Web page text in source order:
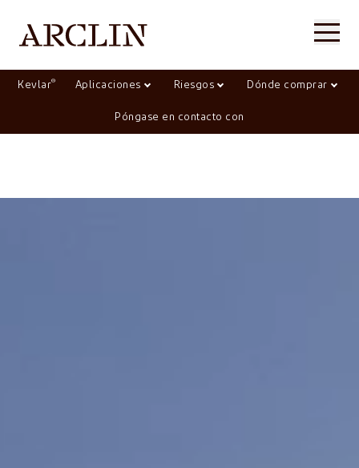
Kevlar® Aplicaciones Riesgos Dónde comprar
Póngase en contacto con